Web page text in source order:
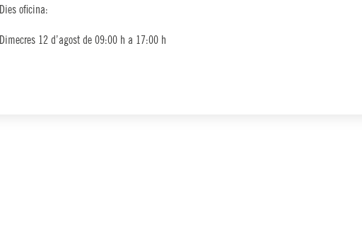
Dies oficina:
Dimecres 12 d’agost de 09:00 h a 17:00 h